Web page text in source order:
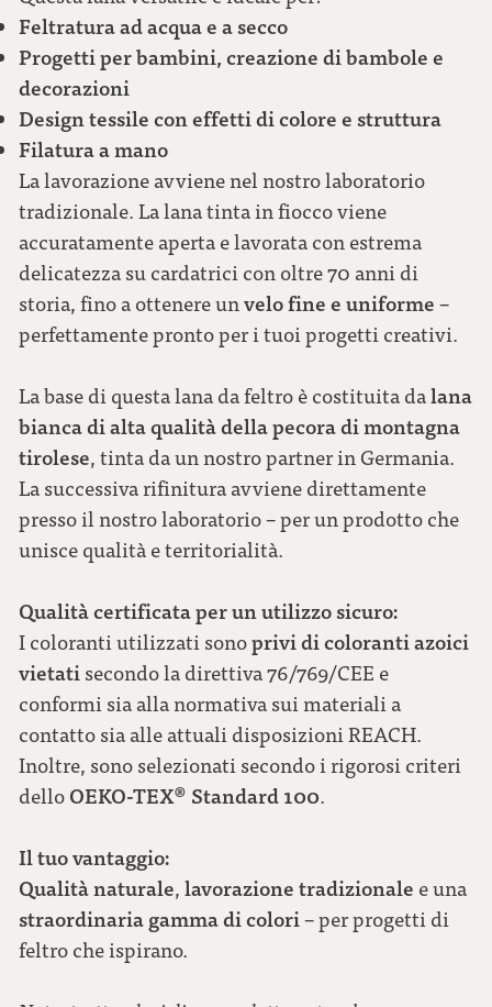
Feltratura ad acqua e a secco
Progetti per bambini, creazione di bambole e
decorazioni
Design tessile con effetti di colore e struttura
Filatura a mano
La lavorazione avviene nel nostro laboratorio
tradizionale. La lana tinta in fiocco viene
accuratamente aperta e lavorata con estrema
delicatezza su cardatrici con oltre 70 anni di
storia, fino a ottenere unvelo fine e uniforme –
perfettamente pronto per i tuoi progetti creativi.
La base di questa lana da feltro è costituita dalana
bianca di alta qualità della pecora di montagna
tirolese, tinta da un nostro partner in Germania.
La successiva rifinitura avviene direttamente
presso il nostro laboratorio – per un prodotto che
unisce qualità e territorialità.
Qualità certificata per un utilizzo sicuro:
I coloranti utilizzati sonoprivi di coloranti azoici
vietati secondo la direttiva 76/769/CEE e
conformi sia alla normativa sui materiali a
contatto sia alle attuali disposizioni REACH.
Inoltre, sono selezionati secondo i rigorosi criteri
dello OEKO-TEX® Standard 100.
Il tuo vantaggio:
Qualità naturale,lavorazione tradizionale e una
straordinaria gamma di colori– per progetti di
feltro che ispirano.